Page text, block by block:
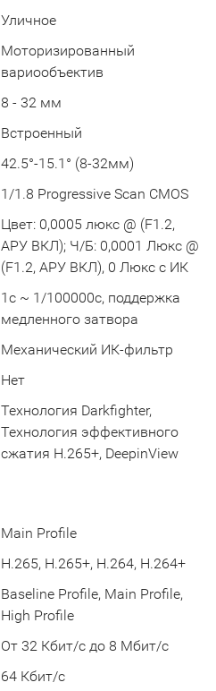
Уличное
Моторизированный
вариообъектив
8 - 32 мм
Встроенный
42.5°-15.1° (8-32мм)
1/1.8 Progressive Scan CMOS
Цвет: 0,0005 люкс @ (F1.2,
АРУ ВКЛ); Ч/Б: 0,0001 Люкс @
(F1.2, АРУ ВКЛ), 0 Люкс с ИК
1с ~ 1/100000с, поддержка
медленного затвора
Механический ИК-фильтр
Нет
Технология Darkfighter,
Технология эффективного
сжатия H.265+, DeepinView
Main Profile
H.265, H.265+, H.264, H.264+
Baseline Profile, Main Profile,
High Profile
От 32 Кбит/с до 8 Мбит/с
64 Кбит/с